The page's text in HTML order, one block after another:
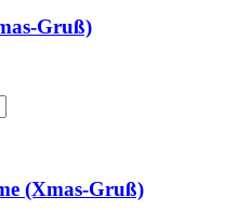
Gruß)
(Xmas-Gruß)